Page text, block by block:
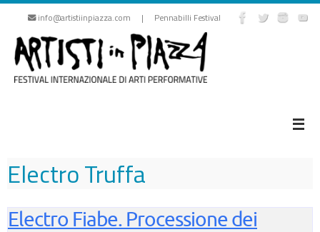
Vai
contenuto
info@artistiinpiazza.com | Pennabilli Festival
Electro Truffa
Electro Fiabe. Processione dei